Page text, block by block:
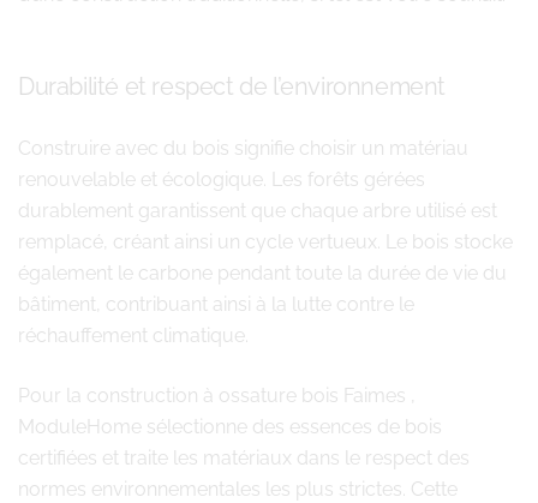
Durabilité et respect de l’environnement
Construire avec du bois signifie choisir un matériau
renouvelable et écologique. Les forêts gérées
durablement garantissent que chaque arbre utilisé est
remplacé, créant ainsi un cycle vertueux. Le bois stocke
également le carbone pendant toute la durée de vie du
bâtiment, contribuant ainsi à la lutte contre le
réchauffement climatique.
Pour la construction à ossature bois Faimes ,
ModuleHome sélectionne des essences de bois
certifiées et traite les matériaux dans le respect des
normes environnementales les plus strictes. Cette